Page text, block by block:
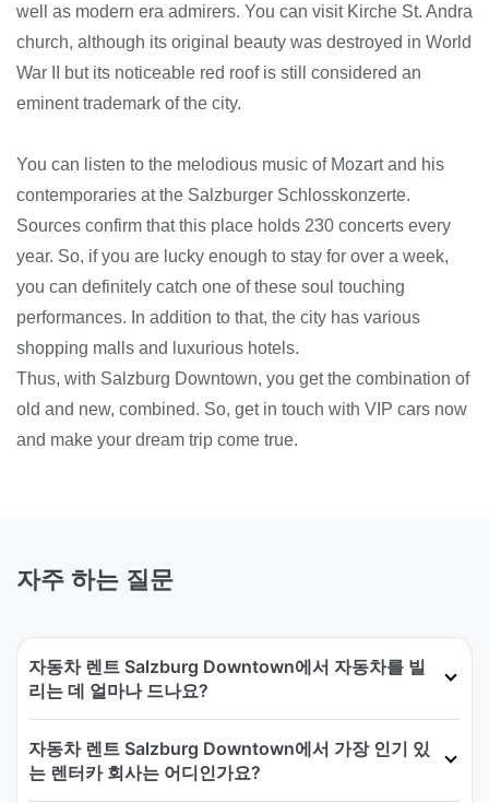
well as modern era admirers. You can visit Kirche St. Andra
church, although its original beauty was destroyed in World
War II but its noticeable red roof is still considered an
eminent trademark of the city.
You can listen to the melodious music of Mozart and his
contemporaries at the Salzburger Schlosskonzerte.
Sources confirm that this place holds 230 concerts every
year. So, if you are lucky enough to stay for over a week,
you can definitely catch one of these soul touching
performances. In addition to that, the city has various
shopping malls and luxurious hotels.
Thus, with Salzburg Downtown, you get the combination of
old and new, combined. So, get in touch with VIP cars now
and make your dream trip come true.
자주 하는 질문
자동차 렌트 Salzburg Downtown에서 자동차를 빌
리는 데 얼마나 드나요?
자동차 렌트 Salzburg Downtown에서 가장 인기 있
는 렌터카 회사는 어디인가요?